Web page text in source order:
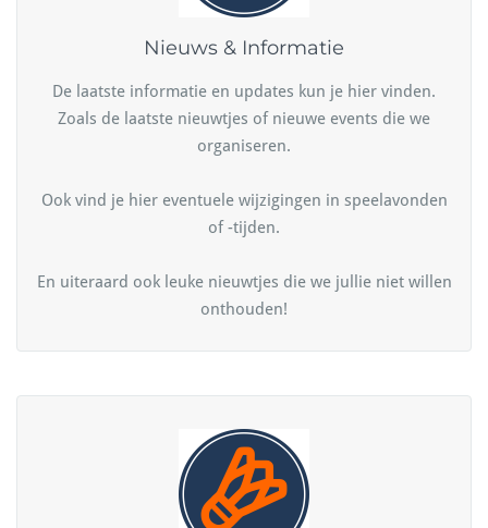
Nieuws & Informatie
De laatste informatie en updates kun je hier vinden.
Zoals de laatste nieuwtjes of nieuwe events die we
organiseren.
Ook vind je hier eventuele wijzigingen in speelavonden
of -tijden.
En uiteraard ook leuke nieuwtjes die we jullie niet willen
onthouden!